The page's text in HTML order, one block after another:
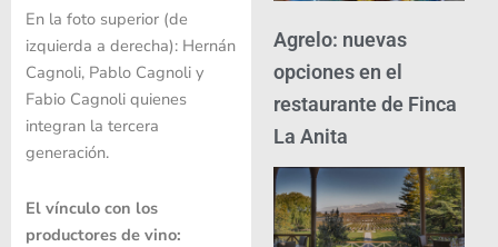
En la foto superior (de
izquierda a derecha): Hernán
Cagnoli, Pablo Cagnoli y
Fabio Cagnoli quienes
integran la tercera
generación.
El vínculo con los
productores de vino:
Agrelo: nuevas
opciones en el
restaurante de Finca
La Anita